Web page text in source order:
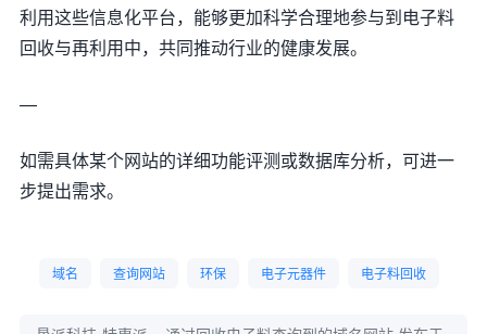
利用这些信息化平台，能够更加科学合理地参与到电子料
回收与再利用中，共同推动行业的健康发展。
—
如需具体某个网站的详细功能评测或数据库分析，可进一
步提出需求。
域名 查询网站 环保 电子元器件 电子料回收